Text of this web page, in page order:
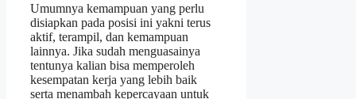
Umumnya kemampuan yang perlu
disiapkan pada posisi ini yakni terus
aktif, terampil, dan kemampuan
lainnya. Jika sudah menguasainya
tentunya kalian bisa memperoleh
kesempatan kerja yang lebih baik
serta menambah kepercayaan untuk